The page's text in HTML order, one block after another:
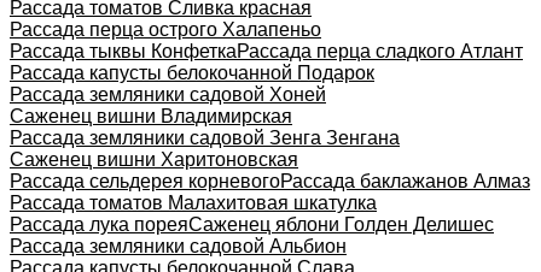
Рассада томатов Сливка красная
Рассада перца острого Халапеньо
Рассада тыквы КонфеткаРассада перца сладкого Атлант
Рассада капусты белокочанной Подарок
Рассада земляники садовой Хоней
Саженец вишни Владимирская
Рассада земляники садовой Зенга Зенгана
Саженец вишни Харитоновская
Рассада сельдерея корневогоРассада баклажанов Алмаз
Рассада томатов Малахитовая шкатулка
Рассада лука пореяСаженец яблони Голден Делишес
Рассада земляники садовой Альбион
Рассада капусты белокочанной Слава